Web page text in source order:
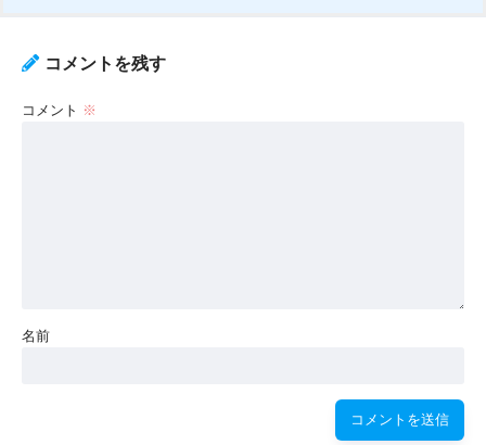
コメントを残す
コメント ※
名前